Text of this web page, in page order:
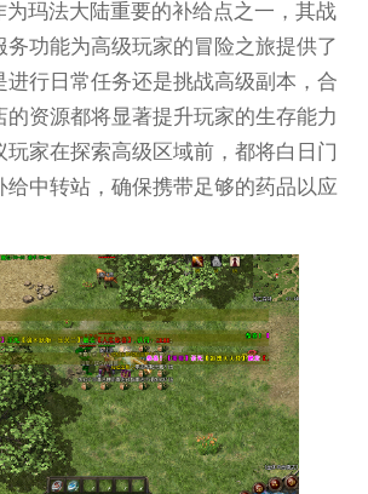
为玛法大陆重要的补给点之一，其战
务功能为高级玩家的冒险之旅提供了
进行日常任务还是挑战高级副本，合
的资源都将显著提升玩家的生存能力
玩家在探索高级区域前，都将白日门
给中转站，确保携带足够的药品以应